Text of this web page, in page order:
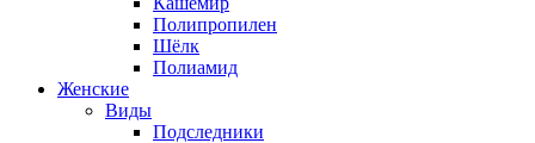
Полипропилен
Шёлк
Полиамид
Женские
Виды
Подследники